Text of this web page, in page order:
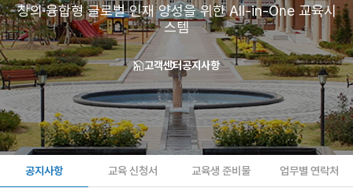
창의·융합형 글로벌 인재 양성을 위한 All-in-One 교육시
스템
고객센터공지사항
공지사항 교육 신청서 교육생 준비물 업무별 연락처